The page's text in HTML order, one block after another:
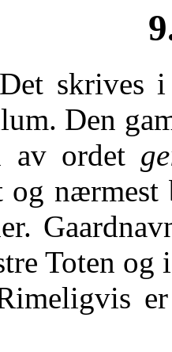
Det skrives
Den
av ordet
og
Toten og